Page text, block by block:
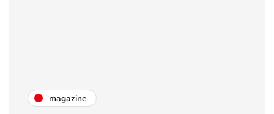
magazine